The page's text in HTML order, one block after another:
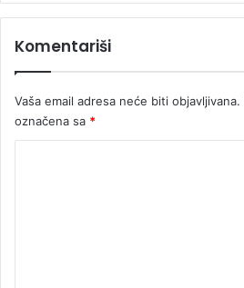
Komentariši
Vaša email adresa neće biti objavljivana.
označena sa *